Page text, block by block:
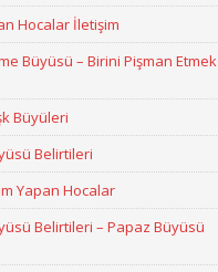
Hocalar İletişim
Büyüsü – Birini Pişman Etmek
Büyüleri
Belirtileri
Yapan Hocalar
Belirtileri – Papaz Büyüsü